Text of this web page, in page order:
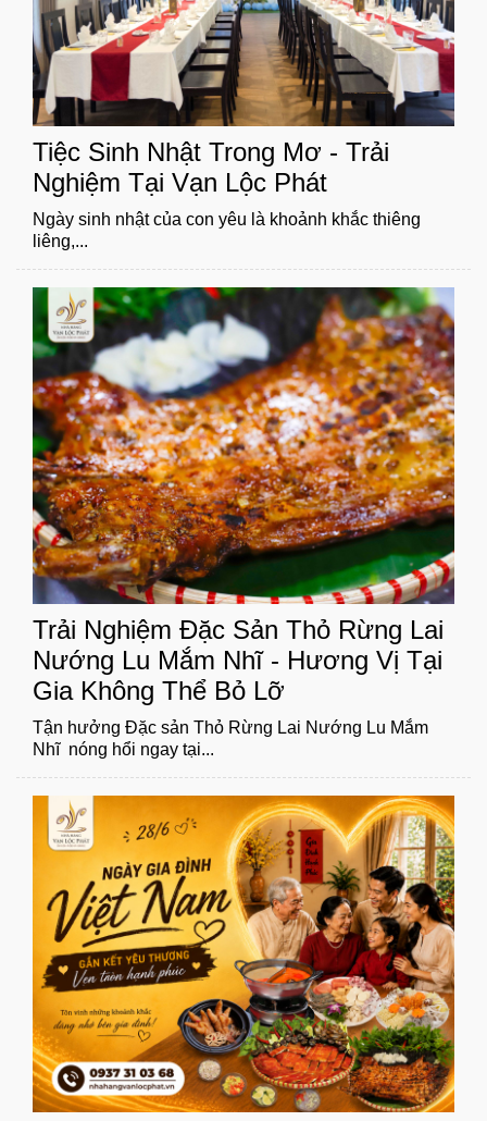
Tiệc Sinh Nhật Trong Mơ - Trải
Nghiệm Tại Vạn Lộc Phát
Ngày sinh nhật của con yêu là khoảnh khắc thiêng
liêng,...
Trải Nghiệm Đặc Sản Thỏ Rừng Lai
Nướng Lu Mắm Nhĩ - Hương Vị Tại
Gia Không Thể Bỏ Lỡ
Tận hưởng Đặc sản Thỏ Rừng Lai Nướng Lu Mắm
Nhĩ nóng hổi ngay tại...